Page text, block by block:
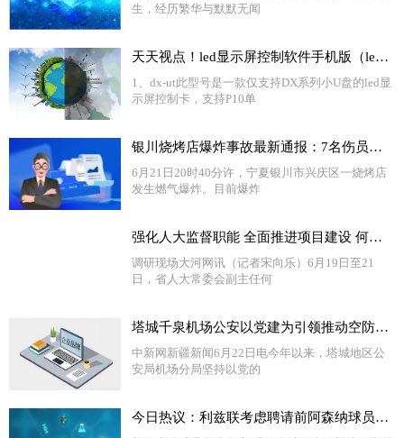
生，经历繁华与默默无闻
天天视点！led显示屏控制软件手机版（led显示屏控制软件dx）
1、dx-ut此型号是一款仅支持DX系列小U盘的led显
示屏控制卡，支持P10单
银川烧烤店爆炸事故最新通报：7名伤员生命体征平稳 将尽快查明爆炸事故原因_环球新资讯
6月21日20时40分许，宁夏银川市兴庆区一烧烤店
发生燃气爆炸。目前爆炸
强化人大监督职能 全面推进项目建设 何金平带队到济源示范区和焦作市调研“三个一批”项目建设情况 世界要闻
调研现场大河网讯（记者宋向乐）6月19日至21
日，省人大常委会副主任何
塔城千泉机场公安以党建为引领推动空防安全取得新成效 独家焦点
中新网新疆新闻6月22日电今年以来，塔城地区公
安局机场分局坚持以党的
今日热议：利兹联考虑聘请前阿森纳球员维埃拉为新主教练